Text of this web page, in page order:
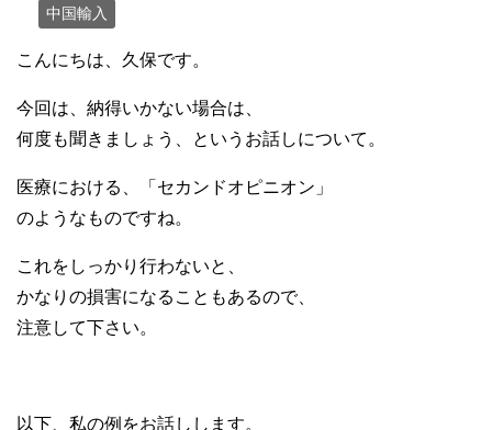
中国輸入
こんにちは、久保です。
今回は、納得いかない場合は、
何度も聞きましょう、というお話しについて。
医療における、「セカンドオピニオン」
のようなものですね。
これをしっかり行わないと、
かなりの損害になることもあるので、
注意して下さい。
以下、私の例をお話しします。